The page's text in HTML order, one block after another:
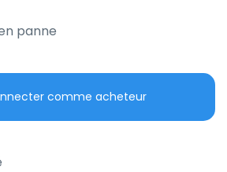
panne
comme acheteur